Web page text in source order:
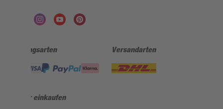
Zahlungsarten Versandarten
Sicher einkaufen